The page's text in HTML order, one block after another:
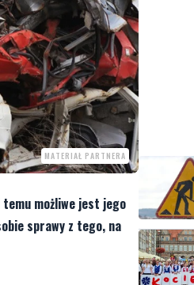
MATERIAŁ PARTNERA
temu możliwe jest jego
sprawy z tego, na